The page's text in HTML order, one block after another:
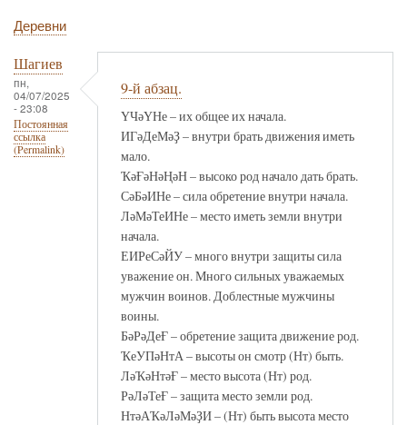
Деревни
Шагиев
пн,
04/07/2025
- 23:08
Постоянная
ссылка
(Permalink)
9-й абзац.
ҮЧәҮНе – их общее их начала.
ИГәДеМәҘ – внутри брать движения иметь
мало.
ҠәҒәНәҢәН – высоко род начало дать брать.
СәБәИНе – сила обретение внутри начала.
ЛәМәТеИНе – место иметь земли внутри
начала.
ЕИРеСәЙУ – много внутри защиты сила
уважение он. Много сильных уважаемых
мужчин воинов. Доблестные мужчины
воины.
БәРәДеҒ – обретение защита движение род.
ҠеУПәНтА – высоты он смотр (Нт) быть.
ЛәҠәНтәҒ – место высота (Нт) род.
РәЛәТеҒ – защита место земли род.
НтәАҠәЛәМәҘИ – (Нт) быть высота место